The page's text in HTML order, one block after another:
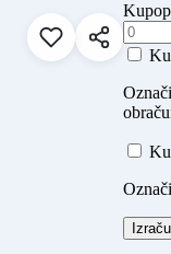
Dodaj u favorite